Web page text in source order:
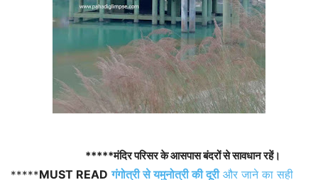
*****मंदिर परिसर के आसपास बंदरों से सावधान रहें।
*****MUST READ गंगोत्री से यमुनोत्री की दूरीऔर जाने का सही